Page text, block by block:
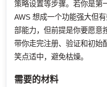
策略设置等步骤。若你是第
AWS 想成一个功能强大但
部能力，但前提是你要愿意
带你走完注册、验证和初始
笑点适中，避免枯燥。
需要的材料